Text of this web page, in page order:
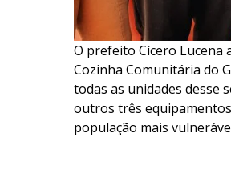
O prefeito Cícero Lucena
Cozinha Comunitária do
todas as unidades desse
outros três
população mais